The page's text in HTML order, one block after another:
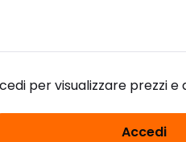
per visualizzare prezzi e
Accedi